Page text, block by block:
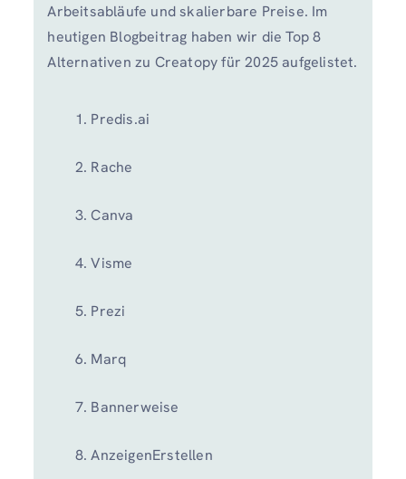
Arbeitsabläufe und skalierbare Preise. Im
heutigen Blogbeitrag haben wir die Top 8
Alternativen zu Creatopy für 2025 aufgelistet.
Predis.ai
Rache
Canva
Visme
Prezi
Marq
Bannerweise
AnzeigenErstellen